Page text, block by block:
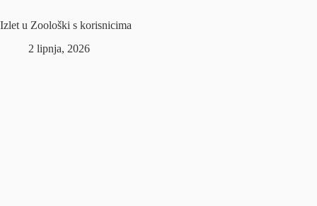
Izlet u Zoološki s korisnicima
2 lipnja, 2026